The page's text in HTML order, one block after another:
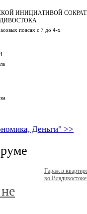
ИНИЦИАТИВОЙ
поясах с 7 до 4-х
Деньги" >>
Гараж в
во